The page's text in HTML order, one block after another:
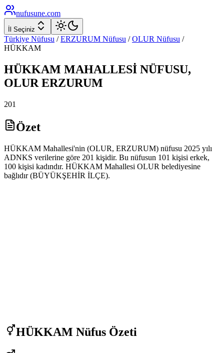
nufusune.com
İl Seçiniz
Türkiye Nüfusu / ERZURUM Nüfusu / OLUR Nüfusu /
HÜKKAM
HÜKKAM MAHALLESİ NÜFUSU,
OLUR ERZURUM
201
Özet
HÜKKAM Mahallesi'nin (OLUR, ERZURUM) nüfusu 2025 yılı
ADNKS verilerine göre 201 kişidir. Bu nüfusun 101 kişisi erkek,
100 kişisi kadındır. HÜKKAM Mahallesi OLUR belediyesine
bağlıdır (BÜYÜKŞEHİR İLÇE).
HÜKKAM Nüfus Özeti